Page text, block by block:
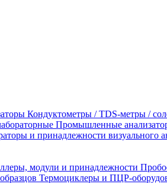
Кондуктометры / TDS-метры /
Промышленные
и принадлежности визуального
модули и принадлежности
Термоциклеры и ПЦР-